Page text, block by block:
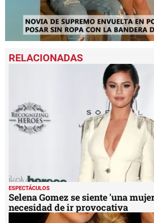
seconds
of
ESPECTÁCULOS
Selena Gomez se siente 'una
necesidad de ir provocativa